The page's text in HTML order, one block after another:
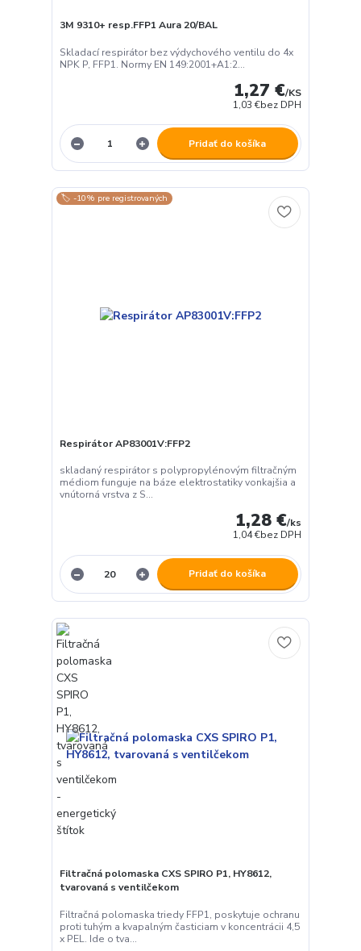
3M 9310+ resp.FFP1 Aura 20/BAL
Skladací respirátor bez výdychového ventilu do 4x
NPK P, FFP1. Normy EN 149:2001+A1:2...
1,27 €/KS
1,03 €bez DPH
Pridať do košíka
🏷️ -10% pre registrovaných
Respirátor AP83001V:FFP2
skladaný respirátor s polypropylénovým filtračným
médiom funguje na báze elektrostatiky vonkajšia a
vnútorná vrstva z S...
1,28 €/ks
1,04 €bez DPH
Pridať do košíka
Filtračná polomaska CXS SPIRO P1, HY8612,
tvarovaná s ventilčekom
Filtračná polomaska triedy FFP1, poskytuje ochranu
proti tuhým a kvapalným časticiam v koncentrácii 4,5
x PEL. Ide o tva...